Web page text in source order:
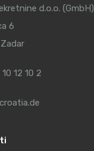
d.o.o. (GmbH)
6
12 10 2